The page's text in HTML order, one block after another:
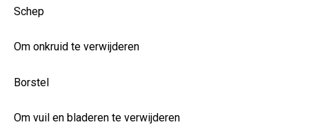
Schep
Om onkruid te verwijderen
Borstel
Om vuil en​ bladeren te verwijderen